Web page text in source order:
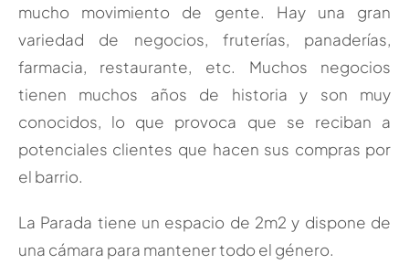
mucho movimiento de gente. Hay una gran
variedad de negocios, fruterías, panaderías,
farmacia, restaurante, etc. Muchos negocios
tienen muchos años de historia y son muy
conocidos, lo que provoca que se reciban a
potenciales clientes que hacen sus compras por
el barrio.
La Parada tiene un espacio de 2m2 y dispone de
una cámara para mantener todo el género.